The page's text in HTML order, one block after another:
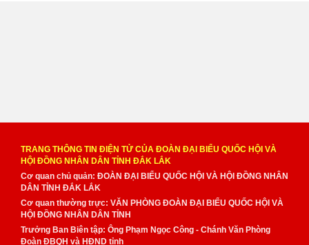
TRANG THÔNG TIN ĐIỆN TỬ CỦA ĐOÀN ĐẠI BIỂU QUỐC HỘI VÀ
HỘI ĐỒNG NHÂN DÂN TỈNH ĐẮK LẮK
Cơ quan chủ quản: ĐOÀN ĐẠI BIỂU QUỐC HỘI VÀ HỘI ĐỒNG NHÂN
DÂN TỈNH ĐẮK LẮK
Cơ quan thường trực: VĂN PHÒNG ĐOÀN ĐẠI BIỂU QUỐC HỘI VÀ
HỘI ĐỒNG NHÂN DÂN TỈNH
Trưởng Ban Biên tập: Ông Phạm Ngọc Công - Chánh Văn Phòng
Đoàn ĐBQH và HĐND tỉnh